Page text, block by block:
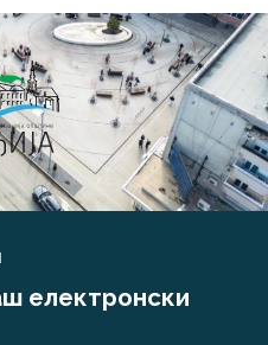
електронски